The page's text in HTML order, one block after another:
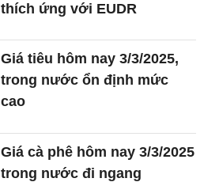
thích ứng với EUDR
Giá tiêu hôm nay 3/3/2025,
trong nước ổn định mức
cao
Giá cà phê hôm nay 3/3/2025
trong nước đi ngang